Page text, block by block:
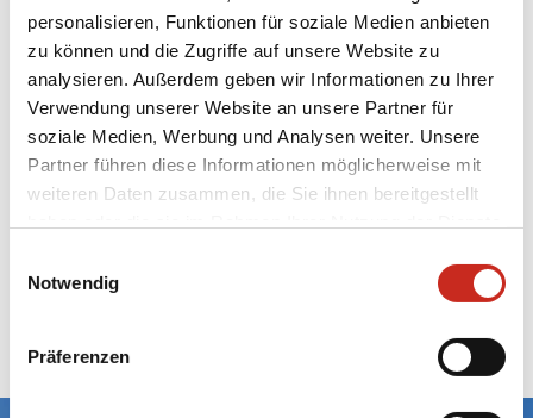
personalisieren, Funktionen für soziale Medien anbieten
zu können und die Zugriffe auf unsere Website zu
analysieren. Außerdem geben wir Informationen zu Ihrer
Verwendung unserer Website an unsere Partner für
soziale Medien, Werbung und Analysen weiter. Unsere
Partner führen diese Informationen möglicherweise mit
weiteren Daten zusammen, die Sie ihnen bereitgestellt
Notwendig
Präferenzen
Schauen Sie sich auch unsere Seite mitReisen
nach Libanon
Darüber finden Sie unser
Angebot an
Rundreisenund Bausteinen
Libanon. Stellen Sie gemeinsam mit unserem
Libanon-Reisefachmann Ihre ideale Libanon
DimSum Reisen; der Libanon Reisen-Spezialist